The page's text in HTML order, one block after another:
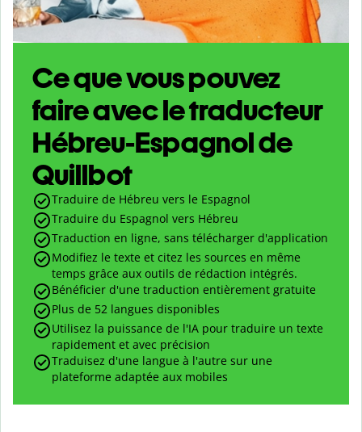
Ce que vous pouvez
faire avec le traducteur
Hébreu-Espagnol de
Quillbot
Traduire de Hébreu vers le Espagnol
Traduire du Espagnol vers Hébreu
Traduction en ligne, sans télécharger d'application
Modifiez le texte et citez les sources en même
temps grâce aux outils de rédaction intégrés.
Bénéficier d'une traduction entièrement gratuite
Plus de 52 langues disponibles
Utilisez la puissance de l'IA pour traduire un texte
rapidement et avec précision
Traduisez d'une langue à l'autre sur une
plateforme adaptée aux mobiles